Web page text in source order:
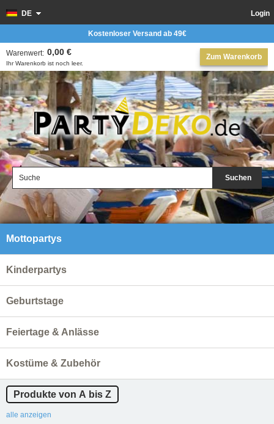
Suchen
Login
DE
Zum Warenkorb
Ihr Warenkorb ist noch leer.
Warenwert: 0,00 €
Kostenloser Versand ab 49€
Mottopartys
Kinderpartys
Geburtstage
Feiertage & Anlässe
Kostüme & Zubehör
Produkte von A bis Z
alle anzeigen